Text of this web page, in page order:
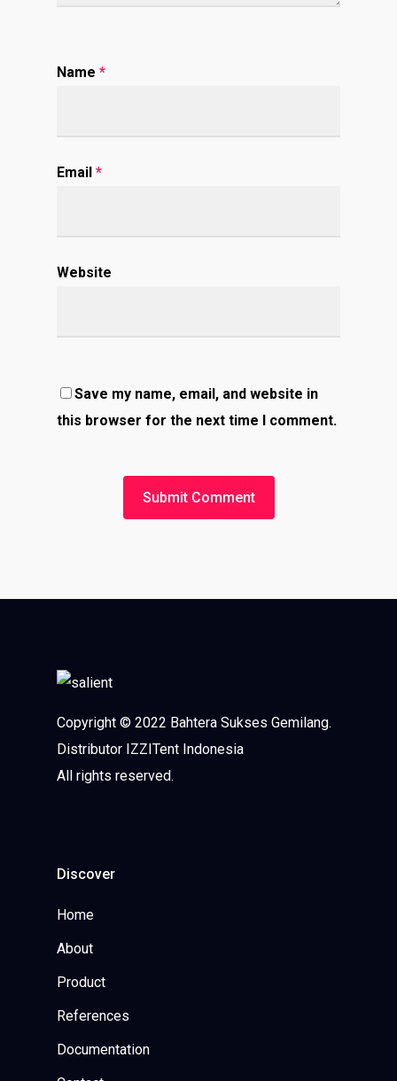
Name *
Email *
Website
Save my name, email, and website in
this browser for the next time I comment.
Copyright © 2022 Bahtera Sukses Gemilang.
Distributor IZZITent Indonesia
All rights reserved.
Discover
Home
About
Product
References
Documentation